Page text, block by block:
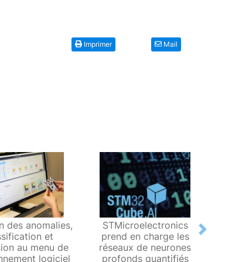
Imprimer Mail
des anomalies,
et
au menu de
logiciel
STMicroelectronics
prend en charge les
réseaux de neurones
profonds quantifiés
Next